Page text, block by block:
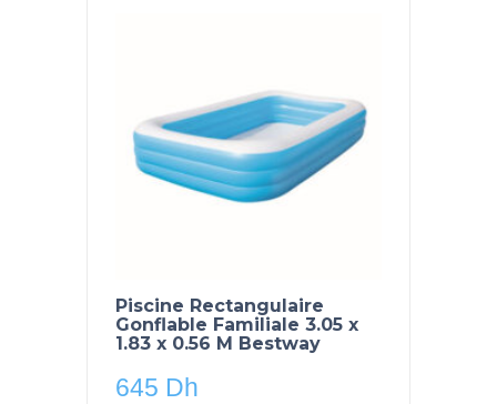
Piscine Rectangulaire
Gonflable Familiale 3.05 x
1.83 x 0.56 M Bestway
645 Dh